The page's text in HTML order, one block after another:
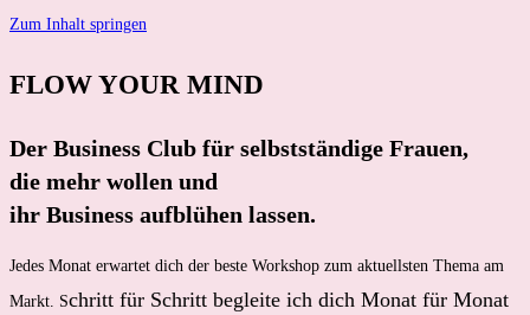
Zum Inhalt springen
FLOW YOUR MIND
Der Business Club für selbstständige Frauen,
die mehr wollen und
ihr Business aufblühen lassen.
Jedes Monat erwartet dich der beste Workshop zum aktuellsten Thema am
Markt. Schritt für Schritt begleite ich dich Monat für Monat